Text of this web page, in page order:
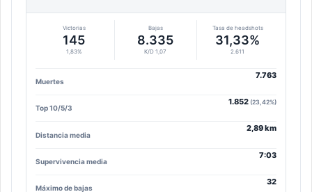
Victorias
145
1,83%
Bajas
8.335
K/D 1,07
Tasa de headshots
31,33%
2.611
Muertes
7.763
Top 10/5/3
1.852 (23,42%)
Distancia media
2,89 km
Supervivencia media
7:03
Máximo de bajas
32